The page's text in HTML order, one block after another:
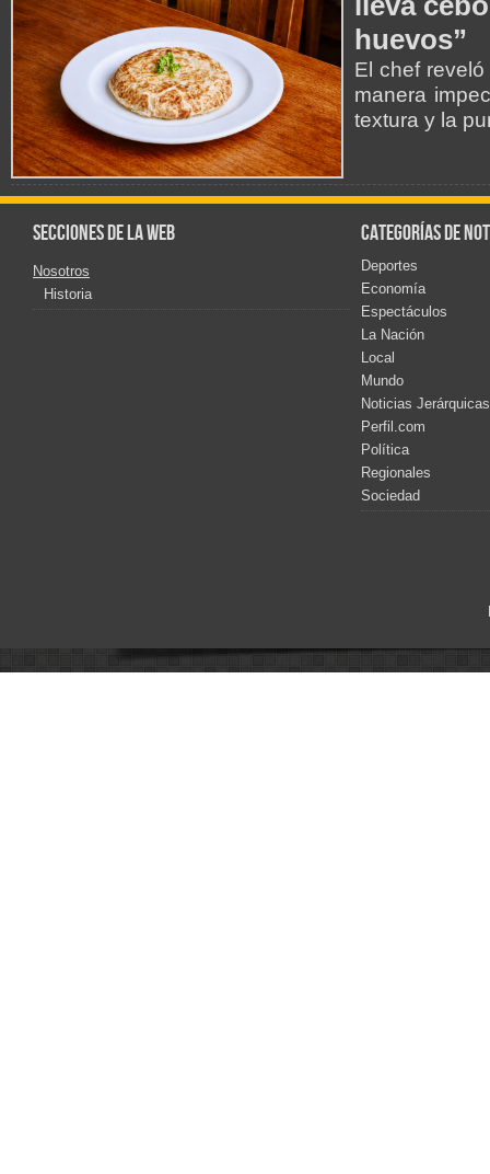
huevos”
El chef
manera
textura y la
Secciones de la web
Nosotros
Historia
Categorías de
Deportes
Economía
Espectáculos
La Nación
Local
Mundo
Noticias Jerárquicas
Perfil.com
Política
Regionales
Sociedad